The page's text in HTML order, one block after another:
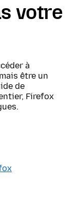
votre
à
être un
de
Firefox